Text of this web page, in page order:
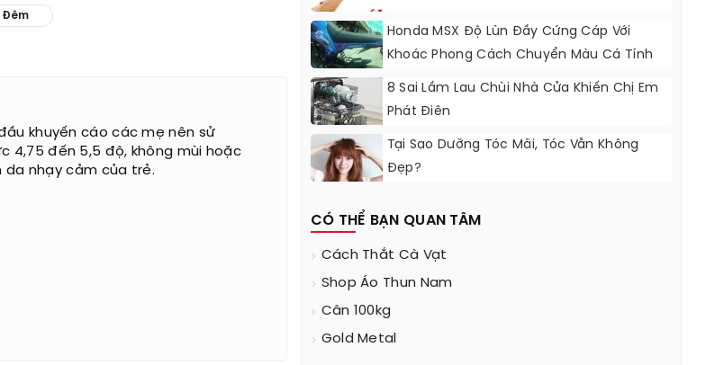
Đêm
khuyến cáo các mẹ nên sử
4,75 đến 5,5 độ, không mùi hoặc
da nhạy cảm của trẻ.
Honda MSX Độ Lùn Đầy Cứng Cáp Với
Khoác Phong Cách Chuyển Màu Cá Tính
8 Sai Lầm Lau Chùi Nhà Cửa Khiến Chị Em
Phát Điên
Tại Sao Dưỡng Tóc Mãi, Tóc Vẫn Không
Đẹp?
CÓ THỂ BẠN QUAN TÂM
Cách Thắt Cà Vạt
Shop Áo Thun Nam
Cân 100kg
Gold Metal